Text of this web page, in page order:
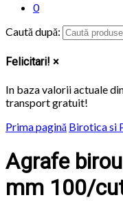
0
Caută după:
Felicitari! ×
In baza valorii actuale
transportgratuit!
Prima pagină Birotica si
Agrafe
mm 100/